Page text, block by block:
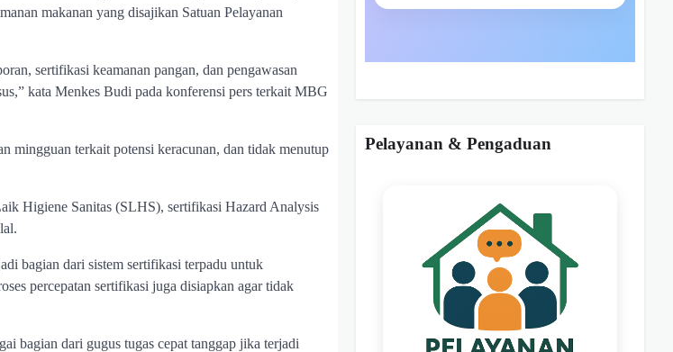
makanan yang disajikan Satuan Pelayanan
sertifikasi keamanan pangan, dan pengawasan
kata Menkes Budi pada konferensi pers terkait MBG
mingguan terkait potensi keracunan, dan tidak menutup
Higiene Sanitas (SLHS), sertifikasi Hazard Analysis
bagian dari sistem sertifikasi terpadu untuk
percepatan sertifikasi juga disiapkan agar tidak
bagian dari gugus tugas cepat tanggap jika terjadi
Pelayanan & Pengaduan